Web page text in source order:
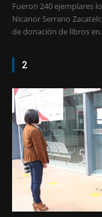
Fueron 240 ejemplares
Nicanor Serrano Zacatelco, Tlax. Concluyó con gran éxito la campaña
de donación de libros
2